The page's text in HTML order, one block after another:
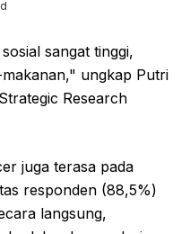
sangat tinggi,
ungkap Putri
Research
juga terasa pada
responden (88,5%)
langsung,